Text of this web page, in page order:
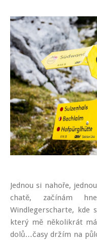
Jednou si nahoře,
chatě, začínám
Windlegerscharte, kde
který mě několikrát
dolů…časy držím na